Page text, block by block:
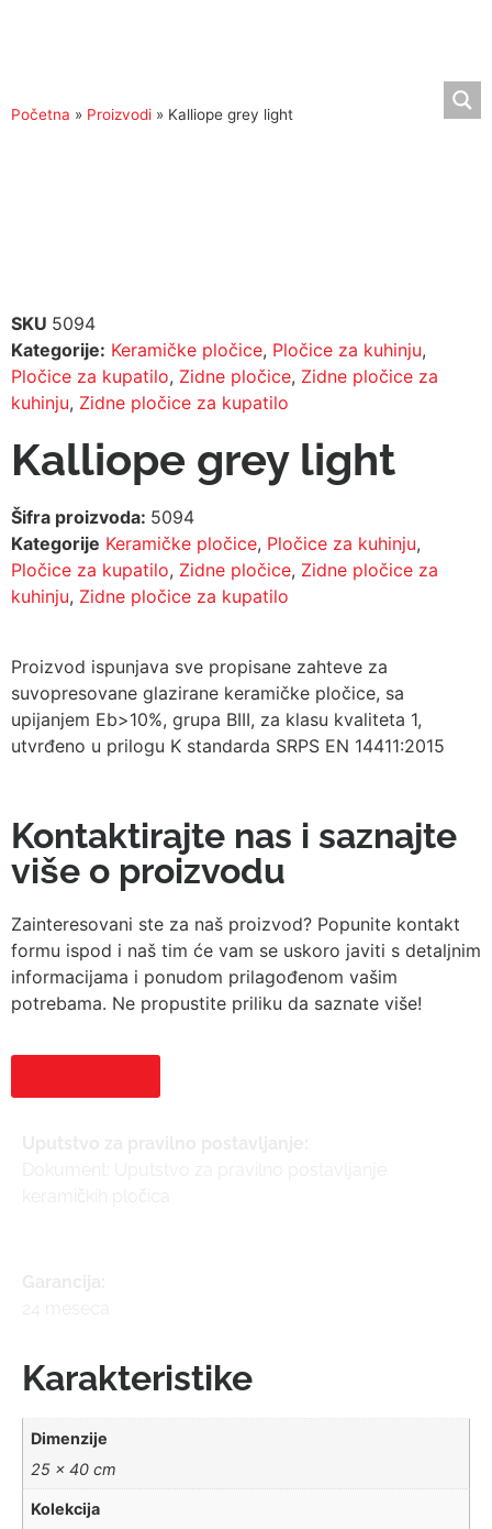
Početna » Proizvodi » Kalliope grey light
SKU 5094
Kategorije: Keramičke pločice, Pločice za kuhinju,
Pločice za kupatilo, Zidne pločice, Zidne pločice za
kuhinju, Zidne pločice za kupatilo
Kalliope grey light
Šifra proizvoda: 5094
Kategorije Keramičke pločice, Pločice za kuhinju,
Pločice za kupatilo, Zidne pločice, Zidne pločice za
kuhinju, Zidne pločice za kupatilo
Proizvod ispunjava sve propisane zahteve za
suvopresovane glazirane keramičke pločice, sa
upijanjem Eb>10%, grupa BIII, za klasu kvaliteta 1,
utvrđeno u prilogu K standarda SRPS EN 14411:2015
Kontaktirajte nas i saznajte
više o proizvodu
Zainteresovani ste za naš proizvod? Popunite kontakt
formu ispod i naš tim će vam se uskoro javiti s detaljnim
informacijama i ponudom prilagođenom vašim
potrebama. Ne propustite priliku da saznate više!
Karakteristike
Dimenzije
25 × 40 cm
Kolekcija